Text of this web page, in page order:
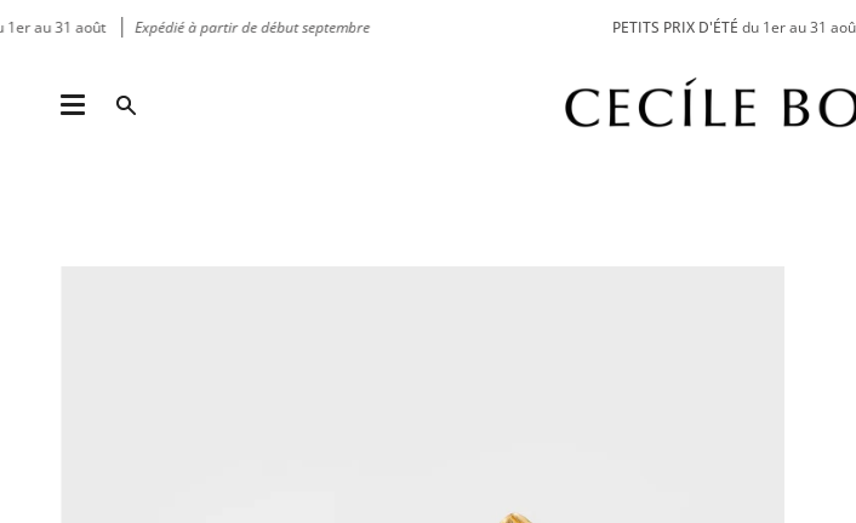
au 31 août Expédié à partir de début septembre PETITS PRIX D'ÉTÉdu 1er au 31 août
Recherche